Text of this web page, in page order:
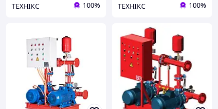
ТЕХНІКС 100% ТЕХНІКС 100%